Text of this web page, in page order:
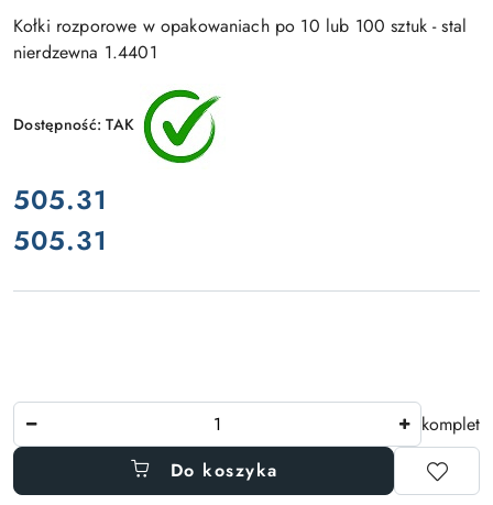
Kołki rozporowe w opakowaniach po 10 lub 100 sztuk - stal
nierdzewna 1.4401
Dostępność:TAK
cena:
505.31
Cena:
505.31
komplet
Do koszyka